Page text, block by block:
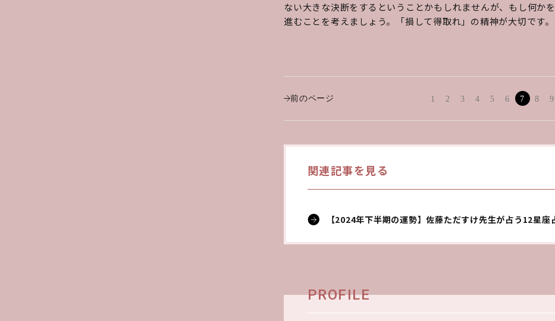
ない大きな決断をするということかもしれませんが、もし何か
進むことを考えましょう。「損して得取れ」の精神が大切です。
前のページ 1 2 3 4 5 6 7 8 9
関連記事を見る
【2024年下半期の運勢】佐藤ただすけ先生が占う12星
PROFILE